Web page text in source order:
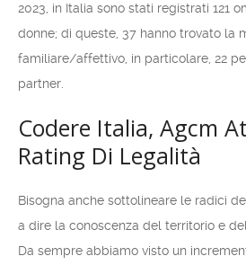
2023, in Italia sono stati registrati 121
donne; di queste, 37 hanno trovato la
familiare/affettivo, in particolare, 22
partner.
Codere Italia, Agcm
Rating Di Legalità
Bisogna anche sottolineare le radici
a dire la conoscenza del territorio e
Da sempre abbiamo visto un